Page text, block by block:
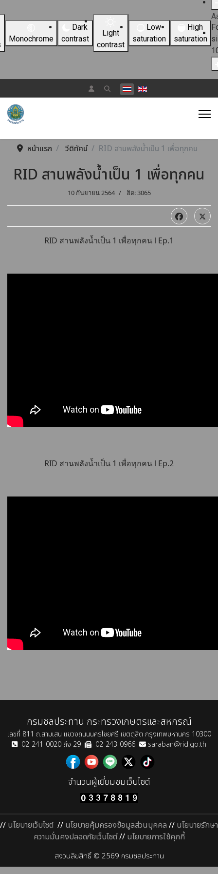
Monochrome
Dark
contrast
Light
contrast
Low
saturation
High
saturation
เลือกภาษาของคุณ
หน้าแรก วีดิทัศน์ RID สานพลังน้ำเป็น 1 เพื่อทุกคน
RID สานพลังน้ำเป็น 1 เพื่อทุกคน
10 กันยายน 2564 ฮิต: 3065
RID สานพลังน้ำเป็น 1 เพื่อทุกคน l Ep.1
RID สานพลังน้ำเป็น 1 เพื่อทุกคน l Ep.2
กรมชลประทาน กระทรวงเกษตรและสหกรณ์
เลขที่ 811 ถ.สามเสน แขวงถนนนครไชยศรี เขตดุสิต กรุงเทพมหานคร 10300
02-241-0020 ถึง 29
02-243-0966 saraban@rid.go.th
จำนวนผู้เยี่ยมชมเว็บไซต์
// นโยบายเว็บไซต์ // นโยบายคุ้มครองข้อมูลส่วนบุคคล // นโยบายรักษา
ความมั่นคงปลอดภัยเว็บไซต์// นโยบายการใช้คุกกี้
สงวนลิขสิทธิ์ © 2569 กรมชลประทาน